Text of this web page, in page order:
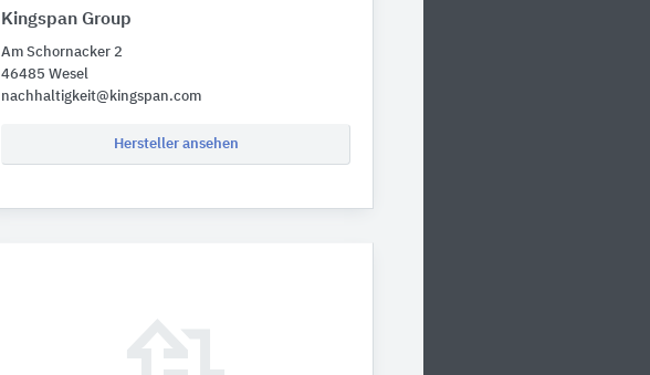
Kingspan Group
Am Schornacker 2
46485 Wesel
nachhaltigkeit@kingspan.com
Hersteller ansehen